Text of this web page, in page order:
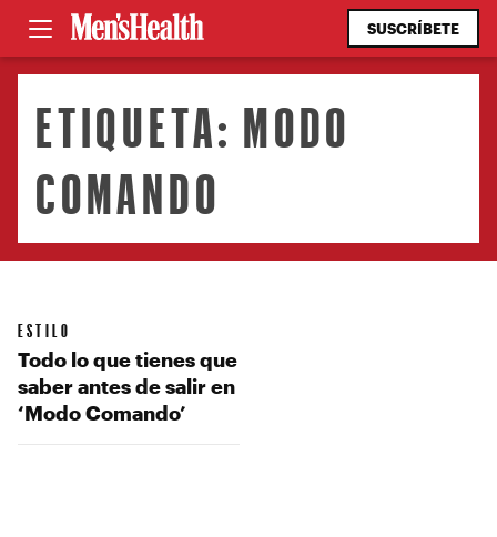
SUSCRÍBETE
ETIQUETA: MODO
COMANDO
ESTILO
Todo lo que tienes que
saber antes de salir en
‘Modo Comando’